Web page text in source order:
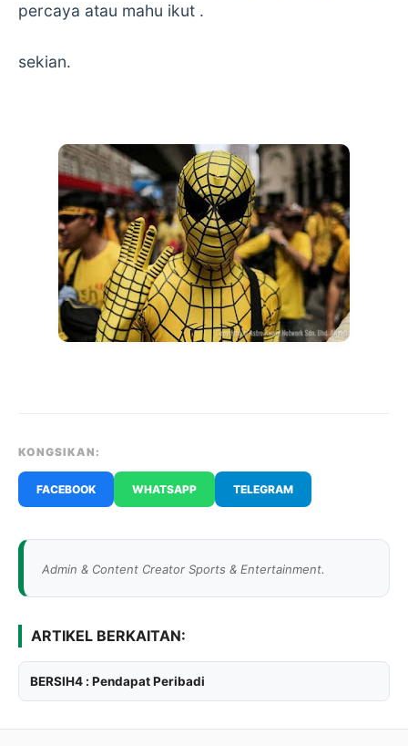
percaya atau mahu ikut .
sekian.
KONGSIKAN:
FACEBOOK WHATSAPP TELEGRAM
Admin & Content Creator Sports & Entertainment.
ARTIKEL BERKAITAN:
BERSIH4 : Pendapat Peribadi